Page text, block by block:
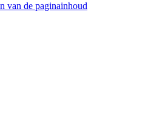
van de paginainhoud